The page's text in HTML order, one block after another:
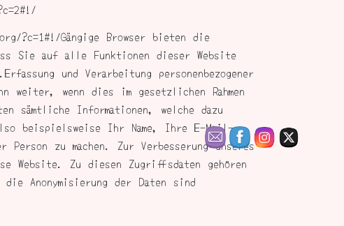
?c=1#!/Gängige Browser bieten die
Sie auf alle Funktionen dieser Website
und Verarbeitung personenbezogener
weiter, wenn dies im gesetzlichen Rahmen
sämtliche Informationen, welche dazu
beispielsweise Ihr Name, Ihre E-Mail-
Person zu machen. Zur Verbesserung unseres
Website. Zu diesen Zugriffsdaten gehören
Anonymisierung der Daten sind